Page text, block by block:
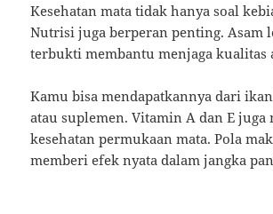
Kesehatan mata tidak hanya soal
Nutrisi juga berperan penting. Asam
terbukti membantu menjaga kualitas
Kamu bisa mendapatkannya dari
atau suplemen. Vitamin A dan E juga
kesehatan permukaan mata. Pola
memberi efek nyata dalam jangka